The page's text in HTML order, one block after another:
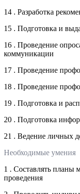
14 . Разработка
15 . Подготовка и
16 . Проведение
коммуникации
17 . Проведение
18 . Проведение
19 . Подготовка и
20 . Подготовка
21 . Ведение личных
Необходимые умения
1 . Составлять планы
проведения